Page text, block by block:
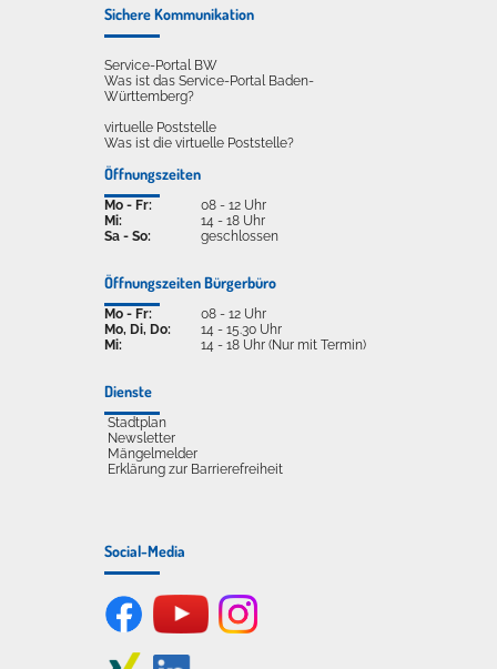
Sichere Kommunikation
Service-Portal BW
Was ist das Service-Portal Baden-
Württemberg?
virtuelle Poststelle
Was ist die virtuelle Poststelle?
Öffnungszeiten
Mo - Fr:
Mi:
Sa - So:
08 - 12 Uhr
14 - 18 Uhr
geschlossen
Öffnungszeiten Bürgerbüro
Mo - Fr:
Mo, Di, Do:
Mi:
08 - 12 Uhr
14 - 15.30 Uhr
14 - 18 Uhr (Nur mit Termin)
Dienste
Stadtplan
Newsletter
Mängelmelder
Erklärung zur Barrierefreiheit
Social-Media